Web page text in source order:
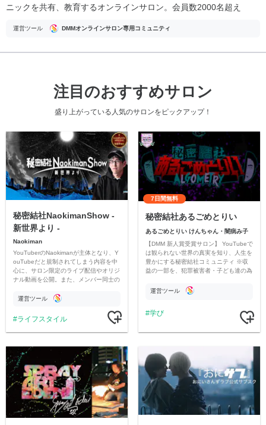
ニックを共有、教育するオンラインサロン。会員数2000名超え
運営ツール DMMオンラインサロン専用コミュニティ
注目のおすすめサロン
盛り上がっている人気のサロンをピックアップ！
秘密結社NaokimanShow -
新世界より -
Naokiman
YouTuberのNaokimanが主体となり、Y
ouTubeだと規制されてしまう内容を中
心に、サロン限定のライブ配信やオリジ
ナル動画を公開。また、メンバー同士の
ただいています。
運営ツール
ライフスタイル
7日間無料
秘密結社あるごめとりい
あるごめとりい けんちゃん・闇病み子
【DMM 新人賞受賞サロン】 YouTubeで
は観られない世界の真実を知り、人生を
豊かにする秘密結社コミュニティ ※収
益の一部を、犯罪被害者・子ども達の為
す運営ツール
学び